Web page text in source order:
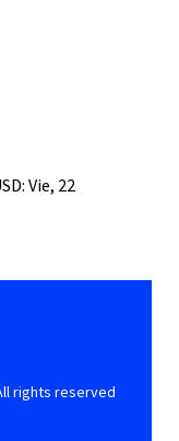
: Vie, 22
rights reserved